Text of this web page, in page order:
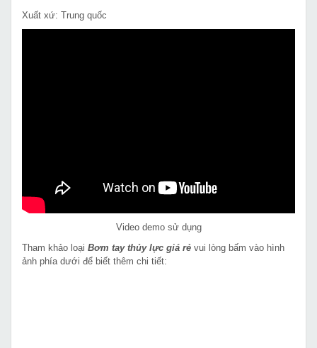
Xuất xứ: Trung quốc
Video demo sử dụng
Tham khảo loại Bơm tay thủy lực giá rẻ vui lòng bấm vào hình
ảnh phía dưới để biết thêm chi tiết: